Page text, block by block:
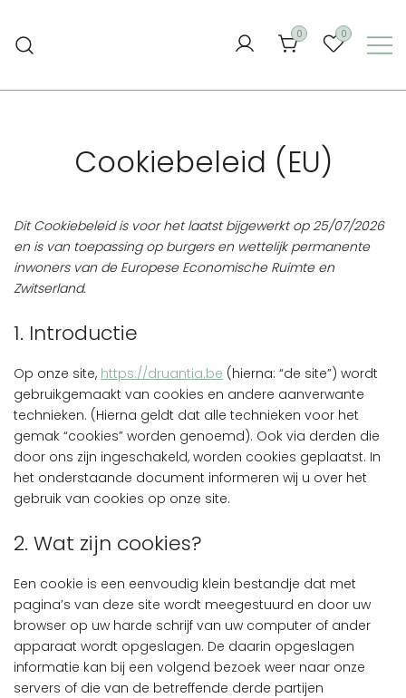
naar
0 0
Cookiebeleid (EU)
Dit Cookiebeleid is voor het laatst bijgewerkt op 25/07/2026
en is van toepassing op burgers en wettelijk permanente
inwoners van de Europese Economische Ruimte en
Zwitserland.
1. Introductie
Op onze site, https://druantia.be (hierna: “de site”) wordt
gebruikgemaakt van cookies en andere aanverwante
technieken. (Hierna geldt dat alle technieken voor het
gemak “cookies” worden genoemd). Ook via derden die
door ons zijn ingeschakeld, worden cookies geplaatst. In
het onderstaande document informeren wij u over het
gebruik van cookies op onze site.
2. Wat zijn cookies?
Een cookie is een eenvoudig klein bestandje dat met
pagina’s van deze site wordt meegestuurd en door uw
browser op uw harde schrijf van uw computer of ander
apparaat wordt opgeslagen. De daarin opgeslagen
informatie kan bij een volgend bezoek weer naar onze
servers of die van de betreffende derde partijen